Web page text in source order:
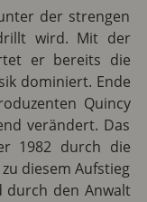
der strengen
wird. Mit der
er bereits die
dominiert. Ende
Quincy
verändert. Das
1982 durch die
diesem Aufstieg
durch den Anwalt